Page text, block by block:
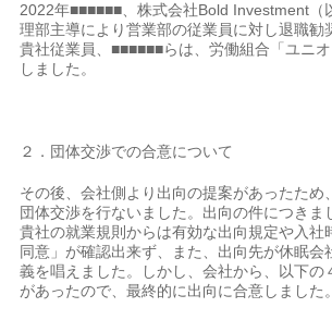
2022年■■■■■■、株式会社Bold Investment（
理部主導により営業部の従業員に対し退職勧
貴社従業員、■■■■■■らは、労働組合「ユニ
しました。
２．団体交渉での合意について
その後、会社側より出向の提案があったため
団体交渉を行ないました。出向の件につきま
貴社の就業規則からは有効な出向規定や入社
同意」が確認出来ず、また、出向先が休眠会
義を唱えました。しかし、会社から、以下の
があったので、最終的に出向に合意しました。